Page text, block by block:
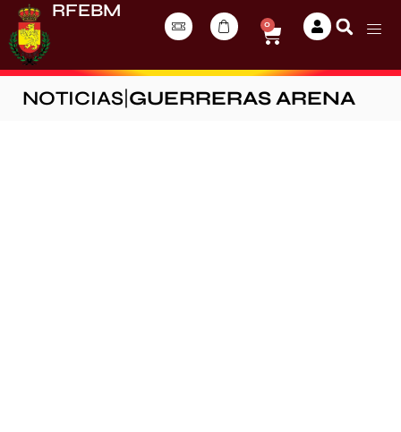
RFEBM
0
NOTICIAS GUERRERAS ARENA